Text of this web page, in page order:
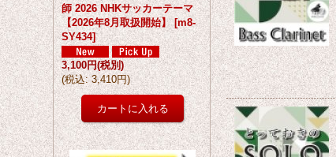
師 2026 NHKサッカーテーマ
【2026年8月取扱開始】 [m8-
SY434]
3,100円(税別)
(税込: 3,410円)